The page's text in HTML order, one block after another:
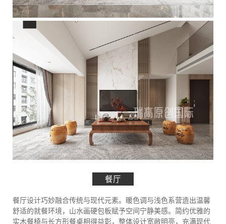
餐厅
餐厅设计巧妙融合传统与现代元素。暖色调与浅色系营造出温馨
舒适的就餐环境，山水画硬包板赋予空间宁静美感。简约优雅的
实木餐椅与长方形餐桌相得益彰，整体设计宽敞明亮，充满现代